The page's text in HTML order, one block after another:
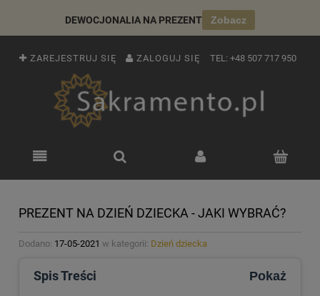
DEWOCJONALIA NA PREZENT Zobacz
ZAREJESTRUJ SIĘ ZALOGUJ SIĘ TEL: +48 507 717 950
PREZENT NA DZIEŃ DZIECKA - JAKI WYBRAĆ?
Dodano: 17-05-2021 w kategorii: Dzień dziecka
Spis Treści Pokaż